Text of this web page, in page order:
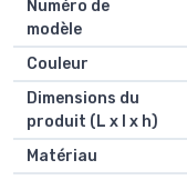
Numéro de
modèle
Couleur
Dimensions du
produit (L x l x h)
Matériau